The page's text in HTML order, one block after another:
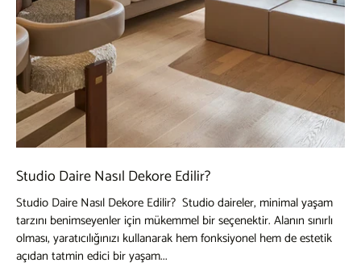
Studio Daire Nasıl Dekore Edilir?
Studio Daire Nasıl Dekore Edilir? Studio daireler, minimal yaşam
tarzını benimseyenler için mükemmel bir seçenektir. Alanın sınırlı
olması, yaratıcılığınızı kullanarak hem fonksiyonel hem de estetik
açıdan tatmin edici bir yaşam...